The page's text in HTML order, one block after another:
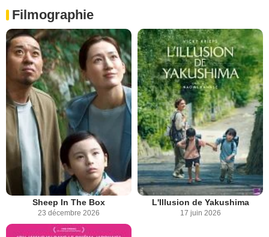
Filmographie
Sheep In The Box
23 décembre 2026
L'Illusion de Yakushima
17 juin 2026